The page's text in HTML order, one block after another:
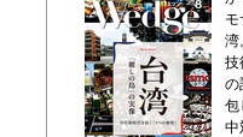
モ
湾
技
の
包
中